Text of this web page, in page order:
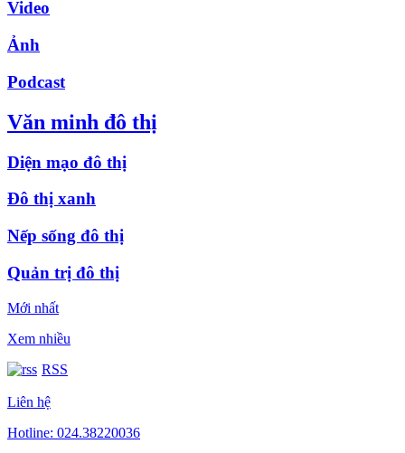
Video
Ảnh
Podcast
Văn minh đô thị
Diện mạo đô thị
Đô thị xanh
Nếp sống đô thị
Quản trị đô thị
Mới nhất
Xem nhiều
RSS
Liên hệ
Hotline: 024.38220036